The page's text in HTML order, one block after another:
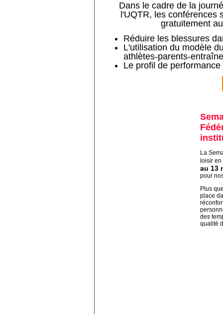
Dans le cadre de la
l'UQTR, les conférences
gratuitement
Réduire les blessures
L'utilisation du modèle
athlètes-parents-
Le profil de performance
La
loisir
au 13
pour
Plus
place
des
qualité